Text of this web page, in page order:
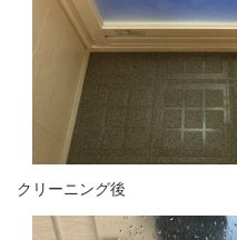
クリーニング後